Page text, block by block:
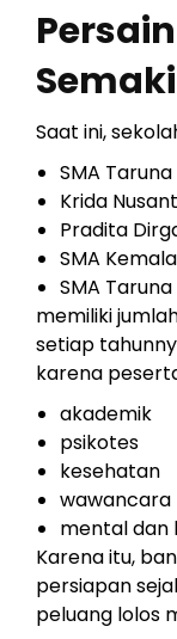
Saat ini,
SMA
Krida
Pradita
SMA
SMA
memiliki
setiap
karena
akademik
psikotes
kesehatan
wawancara
mental dan
Karena itu,
persiapan
peluang lolos